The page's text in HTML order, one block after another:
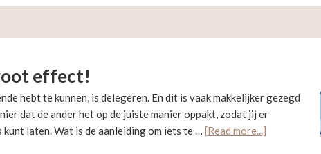
effect!
hebt te kunnen, is delegeren. En dit is vaak makkelijker gezegd
dat de ander het op de juiste manier oppakt, zodat jij er
laten. Wat is de aanleiding om iets te … [Read more...]